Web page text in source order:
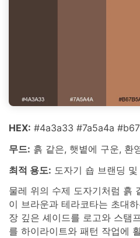
HEX: #4a3a33 #7a5a4a
무드: 흙 같은, 햇볕에 구운, 환
최적 용도: 도자기 숍 브랜딩
물레 위의 수제 도자기처럼 흙
이 브라운과 테라코타는 초대
장 깊은 셰이드를 로고와 스탬
를 하이라이트와 패턴 작업에